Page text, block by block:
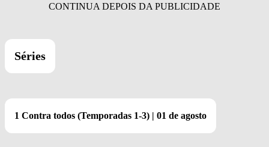
Séries
1 Contra todos (Temporadas 1-3) | 01 de agosto